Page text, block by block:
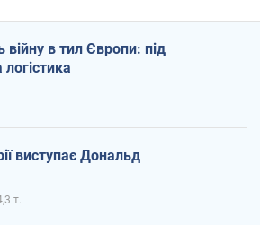
в тил Європи: під
виступає Дональд
т.